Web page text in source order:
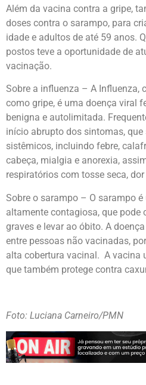
Além da vacina contra a gripe,
doses contra o sarampo, para
idade e adultos de até 59 anos.
postos teve a oportunidade de
vacinação.
Sobre a influenza – A Influenza,
como gripe, é uma doença viral
benigna e autolimitada.
início abrupto dos sintomas,
sistêmicos, incluindo febre,
cabeça, mialgia e anorexia,
respiratórios com tosse seca,
Sobre o sarampo – O sarampo
altamente contagiosa, que pode
graves e levar ao óbito. A
entre pessoas não vacinadas,
alta cobertura vacinal. A vacina
que também protege contra
Foto: Luciana Carneiro/PMN